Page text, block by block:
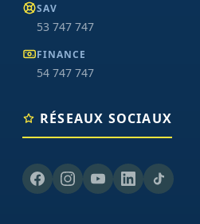
SAV
53 747 747
FINANCE
54 747 747
RÉSEAUX SOCIAUX